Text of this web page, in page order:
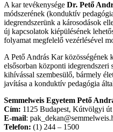
A kar tevékenysége Dr. Pető
módszerének (konduktív
idegrendszerünk a károsodások
új kapcsolatok kiépülésének
folyamat megfelelő vezérlésével
A Pető András Kar közösségének
elsősorban központi idegrendszeri
kihívással szembesülő, bármely
javítása a konduktív pedagógia
Semmelweis Egyetem Pető
Cím: 1125 Budapest, Kútvölgyi út
E-mail:
Telefon: (1) 244 – 1500